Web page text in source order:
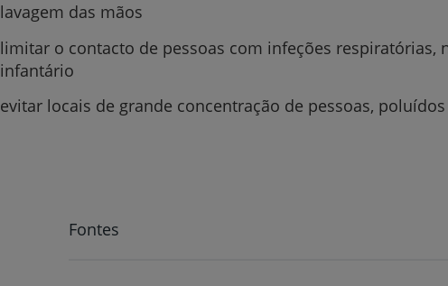
lavagem das mãos
limitar o contacto de pessoas com infeções
infantário
evitar locais de grande concentração de pessoas,
Fontes